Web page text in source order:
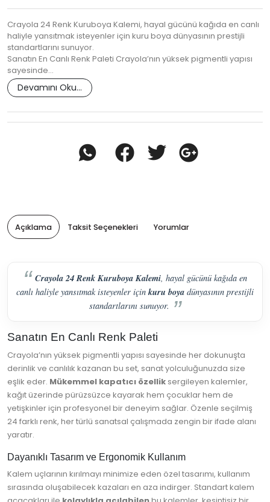
Crayola 24 Renk Kuruboya Kalemi, hayal gücünü kağıda en canlı
haliyle yansıtmak isteyenler için kuru boya dünyasının prestijli
standartlarını sunuyor.
Sanatın En Canlı Renk Paleti Crayola’nın yüksek pigmentli yapısı
sayesinde…
Devamını Oku...
Açıklama Taksit Seçenekleri Yorumlar
Crayola 24 Renk Kuruboya Kalemi, hayal gücünü kağıda en
canlı haliyle yansıtmak isteyenler içinkuru boya dünyasının prestijli
standartlarını sunuyor.
Sanatın En Canlı Renk Paleti
Crayola’nın yüksek pigmentli yapısı sayesinde her dokunuşta
derinlik ve canlılık kazanan bu set, sanat yolculuğunuzda size
eşlik eder. Mükemmel kapatıcı özellik sergileyen kalemler,
kağıt üzerinde pürüzsüzce kayarak hem çocuklar hem de
yetişkinler için profesyonel bir deneyim sağlar. Özenle seçilmiş
24 farklı renk, her türlü sanatsal çalışmada zengin bir ifade alanı
yaratır.
Dayanıklı Tasarım ve Ergonomik Kullanım
Kalem uçlarının kırılmayı minimize eden özel tasarımı, kullanım
sırasında oluşabilecek kazaları en aza indirger. Standart kalem